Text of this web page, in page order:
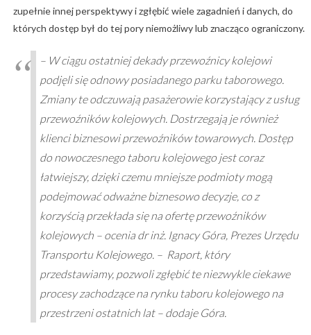
zupełnie innej perspektywy i zgłębić wiele zagadnień i danych, do
których dostęp był do tej pory niemożliwy lub znacząco ograniczony.
– W ciągu ostatniej dekady przewoźnicy kolejowi
podjęli się odnowy posiadanego parku taborowego.
Zmiany te odczuwają pasażerowie korzystający z usług
przewoźników kolejowych. Dostrzegają je również
klienci biznesowi przewoźników towarowych. Dostęp
do nowoczesnego taboru kolejowego jest coraz
łatwiejszy, dzięki czemu mniejsze podmioty mogą
podejmować odważne biznesowo decyzje, co z
korzyścią przekłada się na ofertę przewoźników
kolejowych – ocenia dr inż. Ignacy Góra, Prezes Urzędu
Transportu Kolejowego. – Raport, który
przedstawiamy, pozwoli zgłębić te niezwykle ciekawe
procesy zachodzące na rynku taboru kolejowego na
przestrzeni ostatnich lat – dodaje Góra.